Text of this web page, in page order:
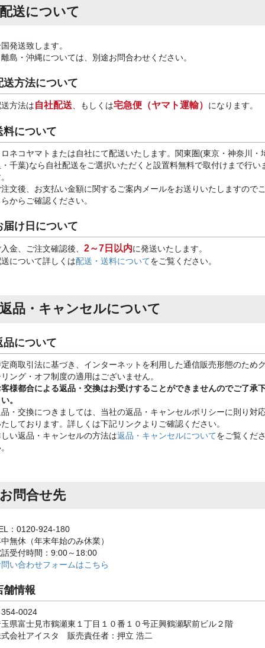
配送について
発送致します。
島・沖縄については、別途お問合わせください。
送方法について
方法は自社配送、もしくは宅急便（ヤマト運輸） になります。
料について
ネコヤマトまたは自社にて配送いたします。関東圏(東京・神奈川・
千葉)なら自社配送をご選択いただくと設置料無料で取付けまで行い
文後、お支払い金額に関するご案内メールをお送りいたしますので
からご確認ください。
届け日について
金、ご注文確認後、 2～7日以内に発送いたします。
について詳しくは配送・送料についてをご覧ください。
返品・キャンセルについて
品について
商取引法に基づき、インターネットを利用した通信販売形態のため
ング・オフ制度の適用はございません。
様都合による返品・交換はお受けすることができませんのでご了承
。
・交換につきましては、当社の返品・キャンセルポリシーに則り対
しております。詳しくは下記リンクよりご確認ください。
い返品・キャンセルの方法は返品・キャンセルについてをご覧くだ
お問合せ先
：0120-924-180
無休（年末年始のみ休業）
受付時間：9:00～18:00
い合わせフォームはこちら
舗情報
0024
県富士見市鶴瀬東１丁目１０番１０号正興鶴瀬駅前ビル２階
会社アイスタ 販売責任者：押立 浩二